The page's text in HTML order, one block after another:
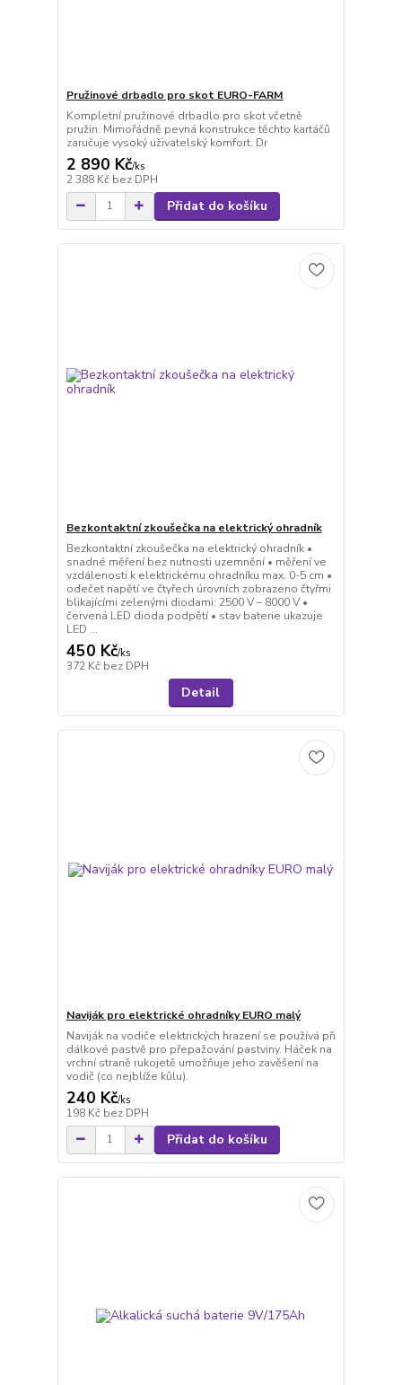
Pružinové drbadlo pro skot EURO-FARM
Kompletní pružinové drbadlo pro skot včetně
pružin. Mimořádně pevná konstrukce těchto kartáčů
zaručuje vysoký uživatelský komfort. Dr
2 890 Kč/ks
2 388 Kč bez DPH
Přidat do košíku
Bezkontaktní zkoušečka na elektrický ohradník
Bezkontaktní zkoušečka na elektrický ohradník •
snadné měření bez nutnosti uzemnění • měření ve
vzdálenosti k elektrickému ohradníku max. 0-5 cm •
odečet napětí ve čtyřech úrovních zobrazeno čtyřmi
blikajícími zelenými diodami: 2500 V – 8000 V •
červená LED dioda podpětí • stav baterie ukazuje
LED ...
450 Kč/ks
372 Kč bez DPH
Detail
Naviják pro elektrické ohradníky EURO malý
Naviják na vodiče elektrických hrazení se používá při
dálkové pastvě pro přepažování pastviny. Háček na
vrchní straně rukojetě umožňuje jeho zavěšení na
vodič (co nejblíže kůlu).
240 Kč/ks
198 Kč bez DPH
Přidat do košíku